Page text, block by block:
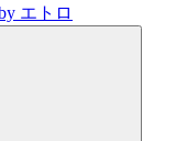
エトロ